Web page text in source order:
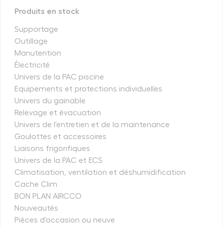
Produits en stock
Supportage
Outillage
Manutention
Électricité
Univers de la PAC piscine
Equipements et protections individuelles
Univers du gainable
Relevage et évacuation
Univers de l'entretien et de la maintenance
Goulottes et accessoires
Liaisons frigorifiques
Univers de la PAC et ECS
Climatisation, ventilation et déshumidification
Cache Clim
BON PLAN AIRCCO
Nouveautés
Pièces d'occasion ou neuve